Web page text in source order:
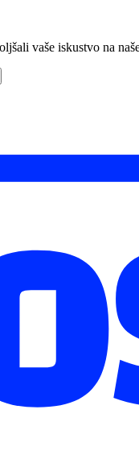
vaše iskustvo na